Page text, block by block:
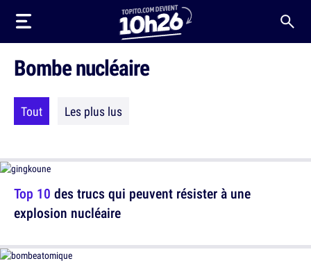
Bombe nucléaire
Tout Les plus lus
Top 10 des trucs qui peuvent résister à une
explosion nucléaire